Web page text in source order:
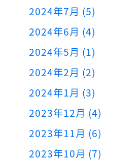
2024年7月 (5)
2024年6月 (4)
2024年5月 (1)
2024年2月 (2)
2024年1月 (3)
2023年12月 (4)
2023年11月 (6)
2023年10月 (7)